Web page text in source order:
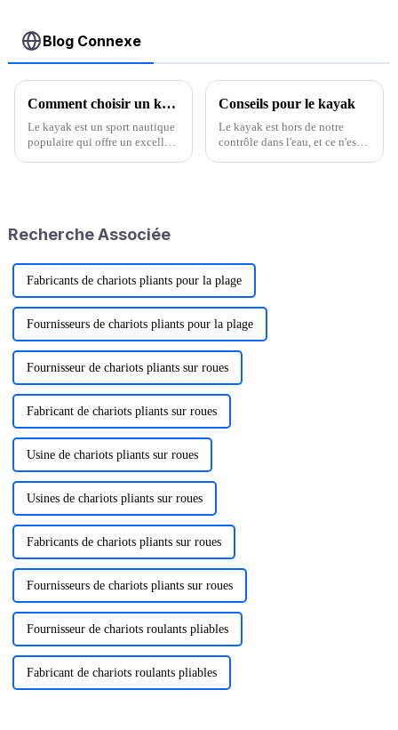
Blog Connexe
Comment choisir un kayak
Le kayak est un sport nautique
populaire qui offre un excellent
navigation en toute sécurité.
Conseils pour le kayak
Le kayak est hors de notre
contrôle dans l'eau, et ce n'est
Recherche Associée
Fabricants de chariots pliants pour la plage
Fournisseurs de chariots pliants pour la plage
Fournisseur de chariots pliants sur roues
Fabricant de chariots pliants sur roues
Usine de chariots pliants sur roues
Usines de chariots pliants sur roues
Fabricants de chariots pliants sur roues
Fournisseurs de chariots pliants sur roues
Fournisseur de chariots roulants pliables
Fabricant de chariots roulants pliables